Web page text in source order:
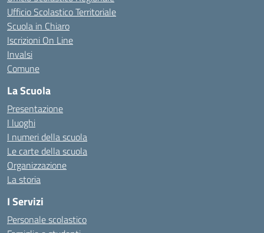
Ufficio Scolastico Territoriale
Scuola in Chiaro
Iscrizioni On Line
Invalsi
Comune
La Scuola
Presentazione
I luoghi
I numeri della scuola
Le carte della scuola
Organizzazione
La storia
I Servizi
Personale scolastico